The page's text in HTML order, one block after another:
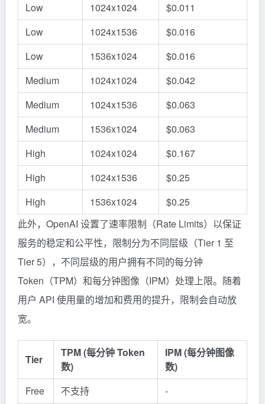
Low
1024x1024
$0.011
Low
1024x1536
$0.016
Low
1536x1024
$0.016
Medium
1024x1024
$0.042
Medium
1024x1536
$0.063
Medium
1536x1024
$0.063
High
1024x1024
$0.167
High
1024x1536
$0.25
High
1536x1024
$0.25
此外，OpenAI 设置了速率限制（Rate Limits）以保证
服务的稳定和公平性，限制分为不同层级（Tier 1 至
Tier 5），不同层级的用户拥有不同的每分钟
Token（TPM）和每分钟图像（IPM）处理上限。随着
用户 API 使用量的增加和费用的提升，限制会自动放
宽。
Tier
TPM (每分钟 Token
数)
IPM (每分钟图像
数)
Free
不支持 -